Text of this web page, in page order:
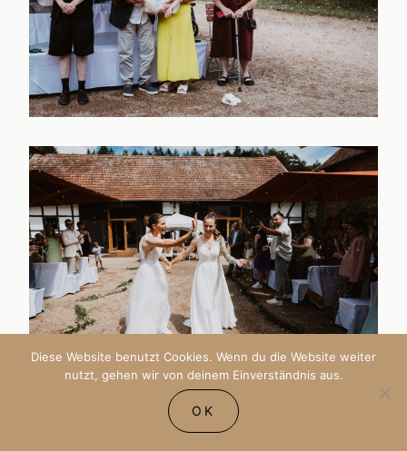
Diese Website benutzt Cookies. Wenn du die Website weiter
nutzt, gehen wir von deinem Einverständnis aus.
OK